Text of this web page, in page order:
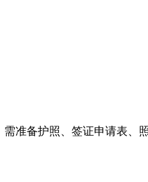
准备护照、签证申请表、